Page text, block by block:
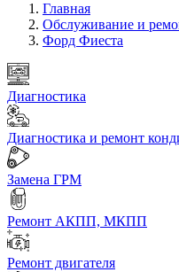
Главная
Обслуживание и
Форд Фиеста
Диагностика
Диагностика и ремонт
Замена ГРМ
Ремонт АКПП, МКПП
Ремонт двигателя